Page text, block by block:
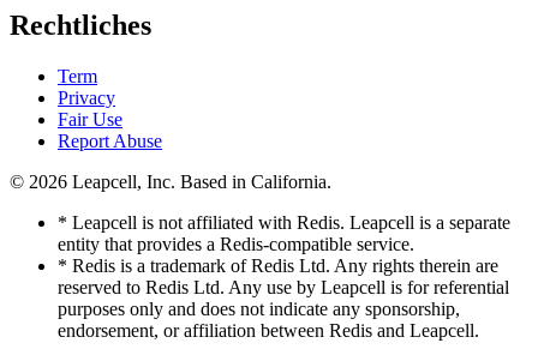
Rechtliches
Term
Privacy
Fair Use
Report Abuse
© 2026 Leapcell, Inc. Based in California.
* Leapcell is not affiliated with Redis. Leapcell is a separate
entity that provides a Redis-compatible service.
* Redis is a trademark of Redis Ltd. Any rights therein are
reserved to Redis Ltd. Any use by Leapcell is for referential
purposes only and does not indicate any sponsorship,
endorsement, or affiliation between Redis and Leapcell.